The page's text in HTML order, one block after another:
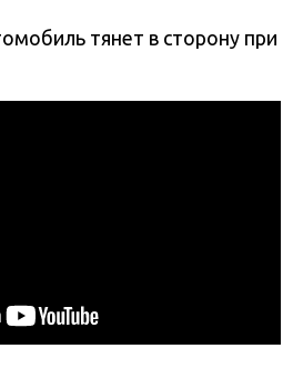
тянет в сторону при